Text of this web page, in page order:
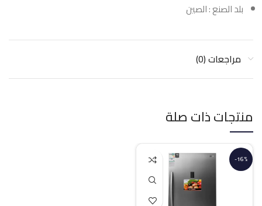
بلد الصنع : الصين
مراجعات (0)
منتجات ذات صلة
-16%